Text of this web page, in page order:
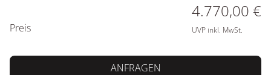
Preis
4.770,00 €
UVP inkl. MwSt.
ANFRAGEN